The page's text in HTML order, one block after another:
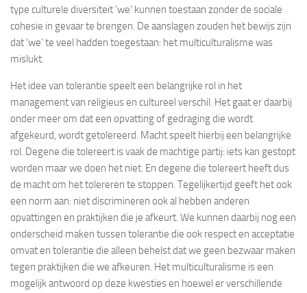
type culturele diversiteit ‘we’ kunnen toestaan zonder de sociale
cohesie in gevaar te brengen. De aanslagen zouden het bewijs zijn
dat ‘we’ te veel hadden toegestaan: het multiculturalisme was
mislukt.
Het idee van tolerantie speelt een belangrijke rol in het
management van religieus en cultureel verschil. Het gaat er daarbij
onder meer om dat een opvatting of gedraging die wordt
afgekeurd, wordt getolereerd. Macht speelt hierbij een belangrijke
rol. Degene die tolereert is vaak de machtige partij: iets kan gestopt
worden maar we doen het niet. En degene die tolereert heeft dus
de macht om het tolereren te stoppen. Tegelijkertijd geeft het ook
een norm aan: niet discrimineren ook al hebben anderen
opvattingen en praktijken die je afkeurt. We kunnen daarbij nog een
onderscheid maken tussen tolerantie die ook respect en acceptatie
omvat en tolerantie die alleen behelst dat we geen bezwaar maken
tegen praktijken die we afkeuren. Het multiculturalisme is een
mogelijk antwoord op deze kwesties en hoewel er verschillende